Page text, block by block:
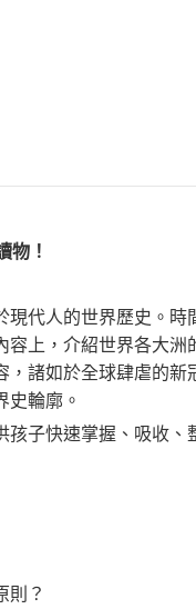
物！
人的世界歷史。時
上，介紹世界各大
諸如於全球肆虐的
史輪廓。
快速掌握、吸收、
？